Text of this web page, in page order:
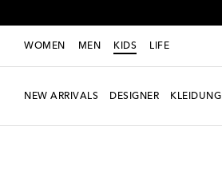
WOMEN MEN KIDS LIFE
NEW ARRIVALS DESIGNER KLEIDUNG